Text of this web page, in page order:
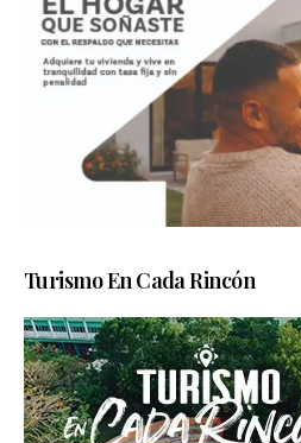
Turismo En Cada Rincón